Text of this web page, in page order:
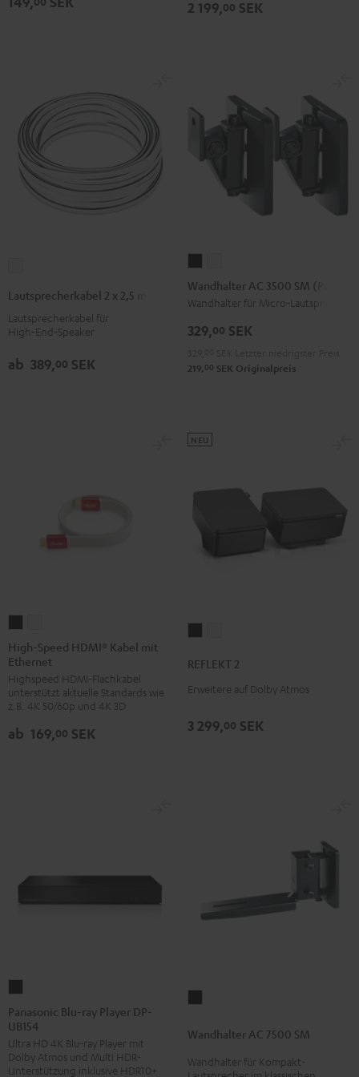
(Paar)(Paar)
2 199,00 SEK
2,5
Weiß
Lautsprecherkabel 2 x 2,5 mm²
Lautsprecherkabel für
High‑End‑Speaker
ab 389,00 SEK
AC
3500
(Paar)
AC
3500
(Paar)
Wandhalter AC 3500 SM (Paar)
Wandhalter für Micro-Lautsprecher
329,00 SEK
219, 00 SEK Originalpreis
Speed
HDMI®
Kabel
mit
Schwarz
Speed
HDMI®
Kabel
mit
Weiß
High-Speed HDMI® Kabel mit
Ethernet
Highspeed HDMI-Flachkabel
unterstützt aktuelle Standards wie
z.B. 4K 50/60p und 4K 3D
ab 169,00 SEK
Schwarz
Weiß
REFLEKT 2
Erweitere auf Dolby Atmos
NEU
3 299,00 SEK
ray
Player
DP-
Panasonic Blu-ray Player DP-
UB154
Ultra HD 4K Blu-ray Player mit
Dolby Atmos und Multi HDR-
Unterstützung inklusive HDR10+
7500
SM
Wandhalter AC 7500 SM
Wandhalter für Kompakt-